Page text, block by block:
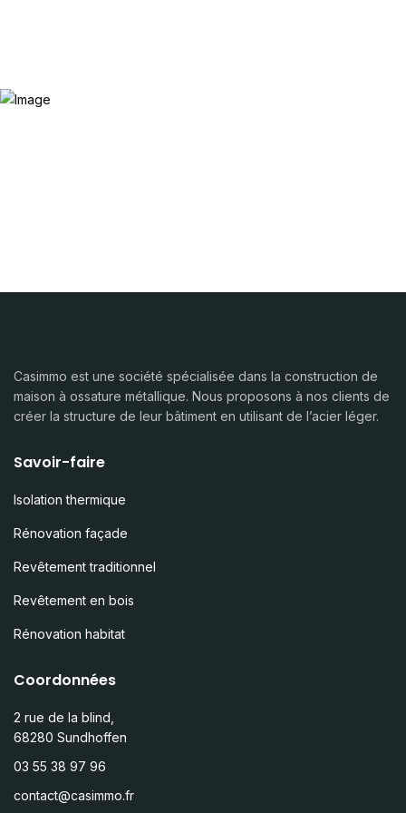
Casimmo est une société spécialisée dans la construction de
maison à ossature métallique. Nous proposons à nos clients de
créer la structure de leur bâtiment en utilisant de l’acier léger.
Savoir-faire
Isolation thermique
Rénovation façade
Revêtement traditionnel
Revêtement en bois
Rénovation habitat
Coordonnées
2 rue de la blind,
68280 Sundhoffen
03 55 38 97 96
contact@casimmo.fr